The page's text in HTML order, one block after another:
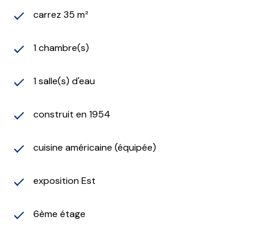
carrez 35 m²
1 chambre(s)
1 salle(s) d'eau
construit en 1954
cuisine américaine (équipée)
exposition Est
6ème étage